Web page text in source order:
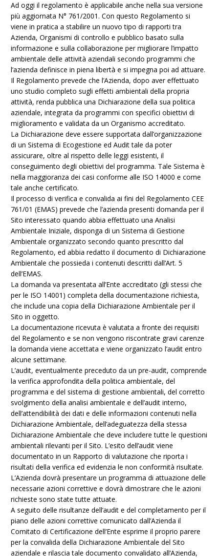
Ad oggi il regolamento è applicabile anche nella sua versione
più aggiornata N° 761/2001. Con questo Regolamento si
viene in pratica a stabilire un nuovo tipo di rapporti tra
Azienda, Organismi di controllo e pubblico basato sulla
informazione e sulla collaborazione per migliorare l’impatto
ambientale delle attività aziendali secondo programmi che
l’azienda definisce in piena libertà e si impegna poi ad attuare.
Il Regolamento prevede che l’Azienda, dopo aver effettuato
uno studio completo sugli effetti ambientali della propria
attività, renda pubblica una Dichiarazione della sua politica
aziendale, integrata da programmi con specifici obiettivi di
miglioramento e validata da un Organismo accreditato.
La Dichiarazione deve essere supportata dall’organizzazione
di un Sistema di Ecogestione ed Audit tale da poter
assicurare, oltre al rispetto delle leggi esistenti, il
conseguimento degli obiettivi del programma. Tale Sistema è
nella maggioranza dei casi conforme alle ISO 14000 e come
tale anche certificato.
Il processo di verifica e convalida ai fini del Regolamento CEE
761/01 (EMAS) prevede che l’azienda presenti domanda per il
Sito interessato quando abbia effettuato una Analisi
Ambientale Iniziale, disponga di un Sistema di Gestione
Ambientale organizzato secondo quanto prescritto dal
Regolamento, ed abbia redatto il documento di Dichiarazione
Ambientale che possieda i contenuti descritti dall’Art. 5
dell’EMAS.
La domanda va presentata all’Ente accreditato (gli stessi che
per le ISO 14001) completa della documentazione richiesta,
che include una copia della Dichiarazione Ambientale per il
Sito in oggetto.
La documentazione ricevuta è valutata a fronte dei requisiti
del Regolamento e se non vengono riscontrate gravi carenze
la domanda viene accettata e viene organizzato l’audit entro
alcune settimane.
L’audit, eventualmente preceduto da un pre-audit, comprende
la verifica approfondita della politica ambientale, del
programma e del sistema di gestione ambientali, del corretto
svolgimento della analisi ambientale e dell’audit interno,
dell’attendibilità dei dati e delle informazioni contenuti nella
Dichiarazione Ambientale, dell’adeguatezza della stessa
Dichiarazione Ambientale che deve includere tutte le questioni
ambientali rilevanti per il Sito. L’esito dell’audit viene
documentato in un Rapporto di valutazione che riporta i
risultati della verifica ed evidenzia le non conformità risultate.
L’Azienda dovrà presentare un programma di attuazione delle
necessarie azioni correttive e dovrà dimostrare che le azioni
richieste sono state tutte attuate.
A seguito delle risultanze dell’audit e del completamento per il
piano delle azioni correttive comunicato dall’Azienda il
Comitato di Certificazione dell’Ente esprime il proprio parere
per la convalida della Dichiarazione Ambientale del Sito
aziendale e rilascia tale documento convalidato all’Azienda,